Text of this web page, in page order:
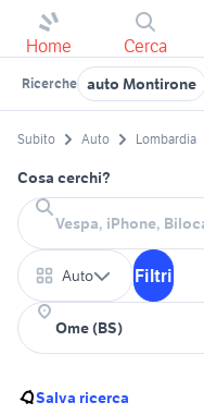
Home Cerca
Ricerche auto Montirone
Subito Auto Lombardia
Cosa cerchi?
Auto Filtri
Salva ricerca